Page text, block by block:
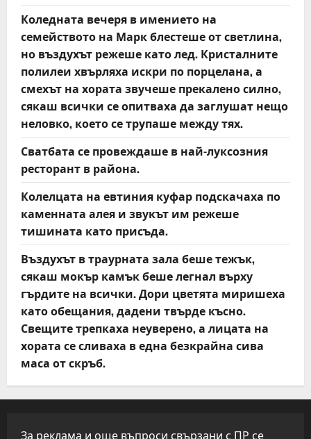
Коледната вечеря в имението на
семейството на Марк блестеше от светлина,
но въздухът режеше като лед. Кристалните
полилеи хвърляха искри по порцелана, а
смехът на хората звучеше прекалено силно,
сякаш всички се опитваха да заглушат нещо
неловко, което се трупаше между тях.
Сватбата се провеждаше в най-луксозния
ресторант в района.
Колелцата на евтиния куфар подскачаха по
каменната алея и звукът им режеше
тишината като присъда.
Въздухът в траурната зала беше тежък,
сякаш мокър камък беше легнал върху
гърдите на всички. Дори цветята миришеха
като обещания, дадени твърде късно.
Свещите трепкаха неуверено, а лицата на
хората се сливаха в една безкрайна сива
маса от скръб.
За реклама и още въпроси свързани с ПР се